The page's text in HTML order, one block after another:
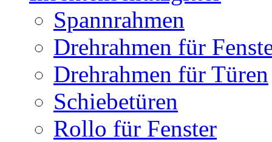
Spannrahmen
Drehrahmen für
Drehrahmen für Türen
Schiebetüren
Rollo für Fenster